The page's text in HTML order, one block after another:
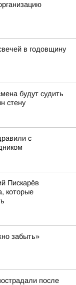
в годовщину
будут судить
стену
с
Пискарёв
которые
забыть»
после